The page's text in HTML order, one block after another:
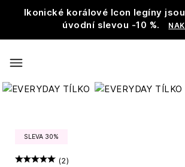
Ikonické korálové Icon legíny
úvodní slevou -10 %.
SLEVA 30%
(2)